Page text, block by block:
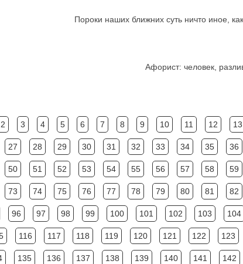
Пороки наших ближних суть ничто иное,
Афорист: человек,
2 3 4 5 6 7 8 9 10 11 12 13
27 28 29 30 31 32 33 34 35 36
50 51 52 53 54 55 56 57 58 59
73 74 75 76 77 78 79 80 81 82
96 97 98 99 100 101 102 103 104
116 117 118 119 120 121 122 123
135 136 137 138 139 140 141 142